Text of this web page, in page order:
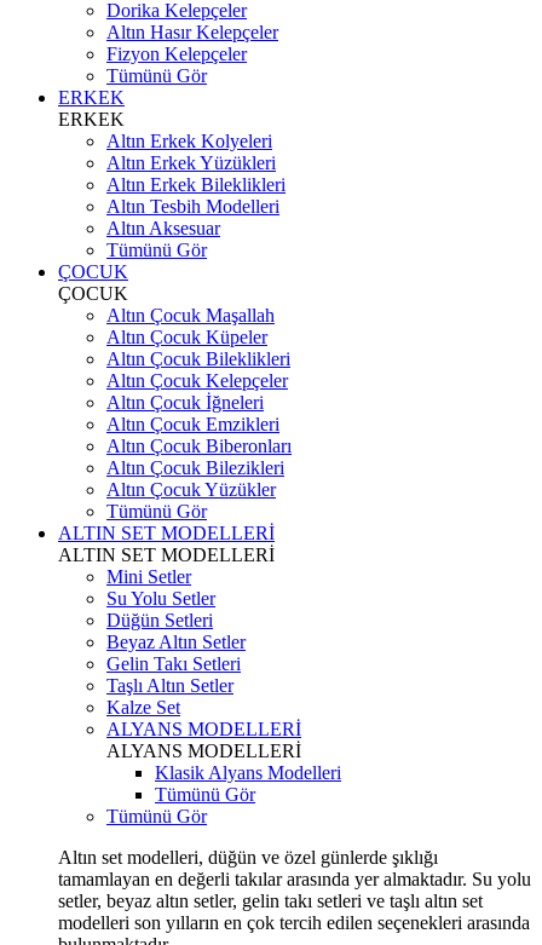
Dorika Kelepçeler
Altın Hasır Kelepçeler
Fizyon Kelepçeler
Tümünü Gör
ERKEK
ERKEK
Altın Erkek Kolyeleri
Altın Erkek Yüzükleri
Altın Erkek Bileklikleri
Altın Tesbih Modelleri
Altın Aksesuar
Tümünü Gör
ÇOCUK
ÇOCUK
Altın Çocuk Maşallah
Altın Çocuk Küpeler
Altın Çocuk Bileklikleri
Altın Çocuk Kelepçeler
Altın Çocuk İğneleri
Altın Çocuk Emzikleri
Altın Çocuk Biberonları
Altın Çocuk Bilezikleri
Altın Çocuk Yüzükler
Tümünü Gör
ALTIN SET MODELLERİ
ALTIN SET MODELLERİ
Mini Setler
Su Yolu Setler
Düğün Setleri
Beyaz Altın Setler
Gelin Takı Setleri
Taşlı Altın Setler
Kalze Set
ALYANS MODELLERİ
ALYANS MODELLERİ
Klasik Alyans Modelleri
Tümünü Gör
Tümünü Gör
Altın set modelleri, düğün ve özel günlerde şıklığı
tamamlayan en değerli takılar arasında yer almaktadır. Su yolu
setler, beyaz altın setler, gelin takı setleri ve taşlı altın set
modelleri son yılların en çok tercih edilen seçenekleri arasında